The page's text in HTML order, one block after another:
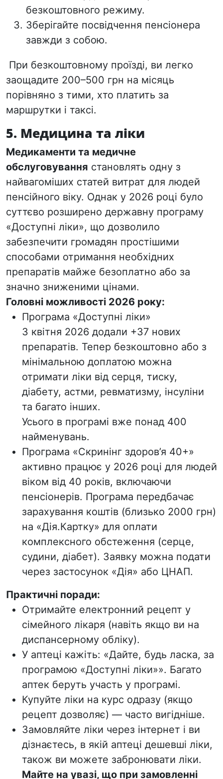
безкоштовного режиму.
Зберігайте посвідчення пенсіонера
завжди з собою.
При безкоштовному проїзді, ви легко
заощадите 200–500 грн на місяць
порівняно з тими, хто платить за
маршрутки і таксі.
5. Медицина та ліки
Медикаменти та медичне
обслуговування становлять одну з
найвагоміших статей витрат для людей
пенсійного віку. Однак у 2026 році було
суттєво розширено державну програму
«Доступні ліки», що дозволило
забезпечити громадян простішими
способами отримання необхідних
препаратів майже безоплатно або за
значно зниженими цінами.
Головні можливості 2026 року:
Програма «Доступні ліки»
З квітня 2026 додали +37 нових
препаратів. Тепер безкоштовно або з
мінімальною доплатою можна
отримати ліки від серця, тиску,
діабету, астми, ревматизму, інсуліни
та багато інших.
Усього в програмі вже понад 400
найменувань.
Програма «Скринінг здоров’я 40+»
активно працює у 2026 році для людей
віком від 40 років, включаючи
пенсіонерів. Програма передбачає
зарахування коштів (близько 2000 грн)
на «Дія.Картку» для оплати
комплексного обстеження (серце,
судини, діабет). Заявку можна подати
через застосунок «Дія» або ЦНАП.
Практичні поради:
Отримайте електронний рецепт у
сімейного лікаря (навіть якщо ви на
диспансерному обліку).
У аптеці кажіть: «Дайте, будь ласка, за
програмою «Доступні ліки»». Багато
аптек беруть участь у програмі.
Купуйте ліки на курс одразу (якщо
рецепт дозволяє) — часто вигідніше.
Замовляйте ліки через інтернет і ви
дізнаєтесь, в якій аптеці дешевші ліки,
також ви можете забронювати ліки.
Майте на увазі, що при замовленні